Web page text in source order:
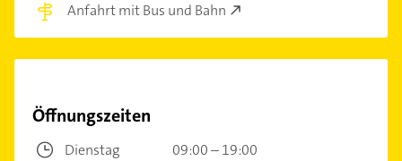
Anfahrt mit Bus und Bahn
Öffnungszeiten
Dienstag
09:00 – 19:00